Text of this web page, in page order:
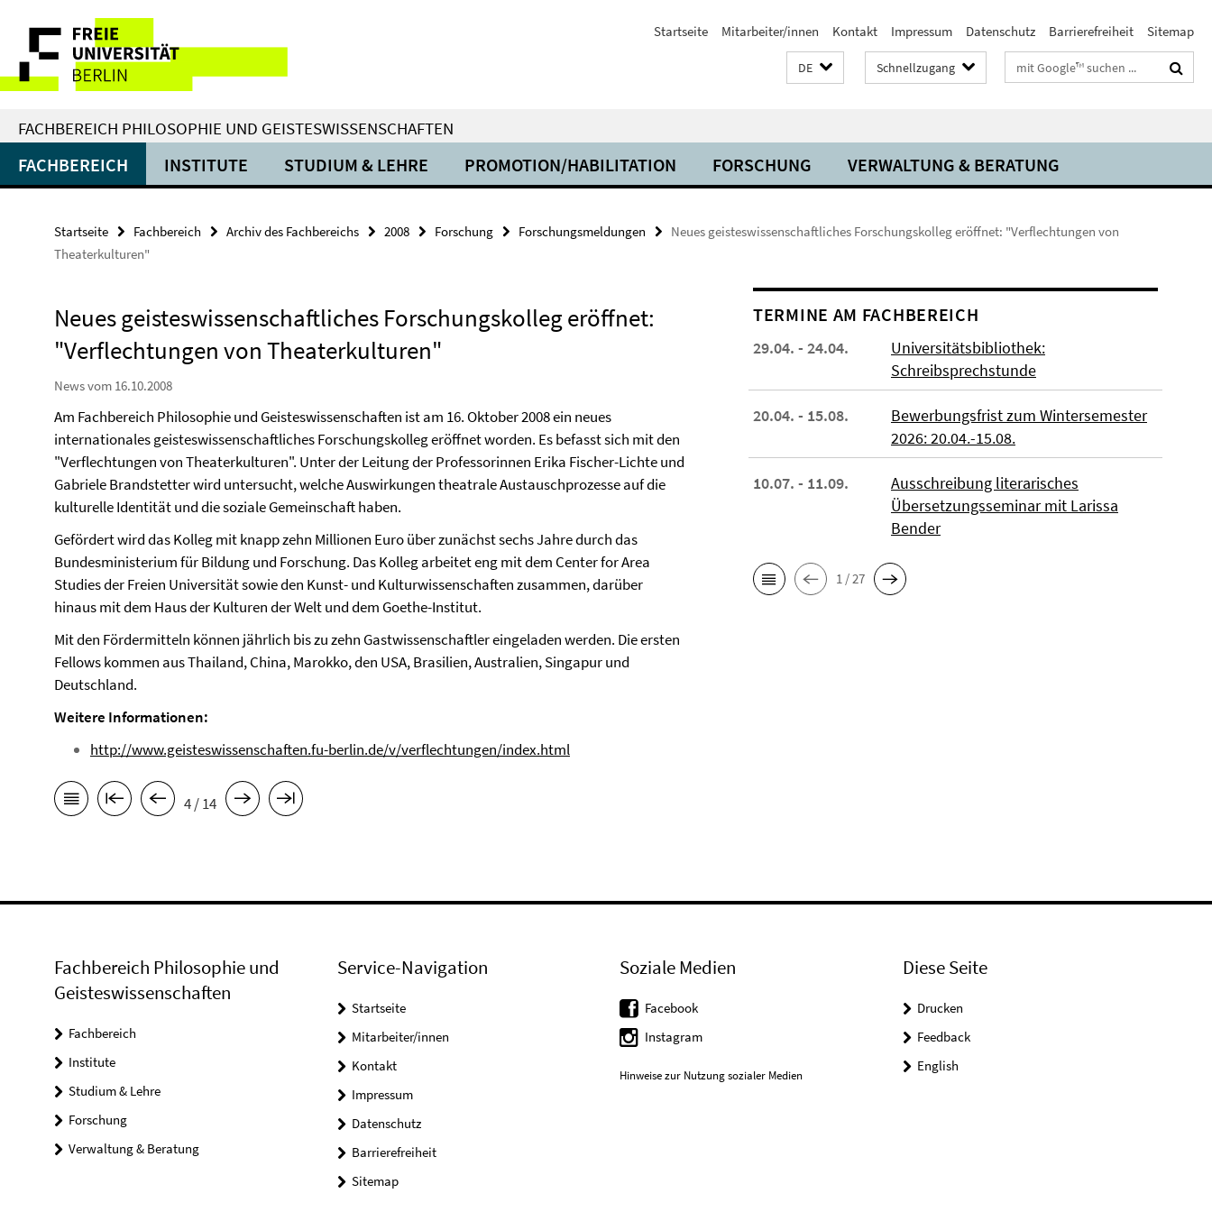
direkt
Inhalt
Service-
Navigation
Startseite Mitarbeiter/innen Kontakt Impressum Datenschutz Barrierefreiheit Sitemap
DE Schnellzugang Suchbegriffe
FACHBEREICH PHILOSOPHIE UND GEISTESWISSENSCHAFTEN
FACHBEREICH INSTITUTE STUDIUM & LEHRE PROMOTION/HABILITATION FORSCHUNG VERWALTUNG & BERATUNG
Startseite Fachbereich Archiv des Fachbereichs 2008 Forschung Forschungsmeldungen
Neues geisteswissenschaftliches Forschungskolleg eröffnet: "Verflechtungen von
Theaterkulturen"
Neues geisteswissenschaftliches Forschungskolleg eröffnet:
"Verflechtungen von Theaterkulturen"
News vom 16.10.2008
Am Fachbereich Philosophie und Geisteswissenschaften ist am 16. Oktober 2008 ein neues
internationales geisteswissenschaftliches Forschungskolleg eröffnet worden. Es befasst sich mit den
"Verflechtungen von Theaterkulturen". Unter der Leitung der Professorinnen Erika Fischer-Lichteund
Gabriele Brandstetterwird untersucht, welche Auswirkungen theatrale Austauschprozesse auf die
kulturelle Identität und die soziale Gemeinschaft haben.
Gefördert wird das Kolleg mit knapp zehn Millionen Euro über zunächst sechs Jahre durch das
Bundesministerium für Bildung und Forschung. Das Kolleg arbeitet eng mit dem Center for Area
Studies der Freien Universität sowie den Kunst- und Kulturwissenschaften zusammen, darüber
hinaus mit dem Haus der Kulturen der Welt und dem Goethe-Institut.
Mit den Fördermitteln können jährlich bis zu zehn Gastwissenschaftler eingeladen werden. Die ersten
Fellows kommen aus Thailand, China, Marokko, den USA, Brasilien, Australien, Singapur und
Deutschland.
Weitere Informationen:
http://www.geisteswissenschaften.fu-berlin.de/v/verflechtungen/index.html
4 / 14
TERMINE AM FACHBEREICH
29.04. - 24.04.
Universitätsbibliothek:
Schreibsprechstunde
20.04. - 15.08.
Bewerbungsfrist zum Wintersemester
2026: 20.04.-15.08.
10.07. - 11.09.
Ausschreibung literarisches
Übersetzungsseminar mit Larissa
Bender
1 / 27
Fachbereich Philosophie und
Geisteswissenschaften
Fachbereich
Institute
Studium & Lehre
Forschung
Verwaltung & Beratung
Service-Navigation
Startseite
Mitarbeiter/innen
Kontakt
Impressum
Datenschutz
Barrierefreiheit
Sitemap
Soziale Medien
Facebook
Instagram
Hinweise zur Nutzung sozialer Medien
Diese Seite
Drucken
Feedback
English